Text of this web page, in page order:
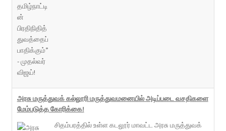
அரசு மருத்துவக் கல்லூரி மருத்துவமனையில் அடிப்படை வசதிகளை
மேம்படுத்த கோரிக்கை!
சிதம்பரத்தில் உள்ள கடலூர் மாவட்ட அரசு மருத்துவக்